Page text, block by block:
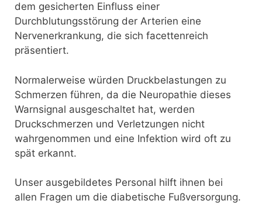
dem gesicherten Einfluss einer
Durchblutungsstörung der Arterien eine
Nervenerkrankung, die sich facettenreich
präsentiert.
Normalerweise würden Druckbelastungen zu
Schmerzen führen, da die Neuropathie dieses
Warnsignal ausgeschaltet hat, werden
Druckschmerzen und Verletzungen nicht
wahrgenommen und eine Infektion wird oft zu
spät erkannt.
Unser ausgebildetes Personal hilft ihnen bei
allen Fragen um die diabetische Fußversorgung.